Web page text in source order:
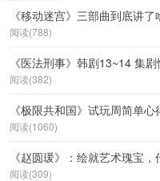
《移动迷宫》三部曲到底讲
阅读(788)
《医法刑事》韩剧13~14 集
阅读(382)
《极限共和国》试玩周简单心
阅读(1060)
《赵圆瑗》：绘就艺术瑰宝
阅读(309)